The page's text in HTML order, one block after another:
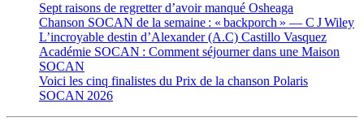
Sept raisons de regretter d’avoir manqué Osheaga
Chanson SOCAN de la semaine : « backporch » — C J Wiley
L’incroyable destin d’Alexander (A.C) Castillo Vasquez
Académie SOCAN : Comment séjourner dans une Maison
SOCAN
Voici les cinq finalistes du Prix de la chanson Polaris
SOCAN 2026